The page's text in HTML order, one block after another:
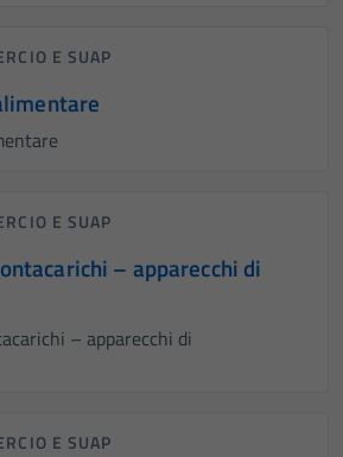
E SUAP
E SUAP
– apparecchi di
– apparecchi di
E SUAP